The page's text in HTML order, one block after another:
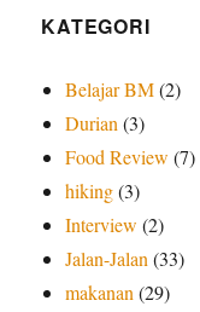
KATEGORI
Belajar BM(2)
Durian(3)
Food Review (7)
hiking(3)
Interview (2)
Jalan-Jalan(33)
makanan(29)